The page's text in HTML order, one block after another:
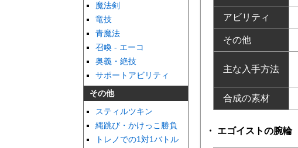
魔法剣
竜技
青魔法
召喚 - エーコ
奥義・絶技
サポートアビリティ
その他
スティルツキン
縄跳び・かけっこ勝負
トレノでの1対1バトル
アビリティ
その他
主な入手方法
合成の素材
エゴイストの腕輪